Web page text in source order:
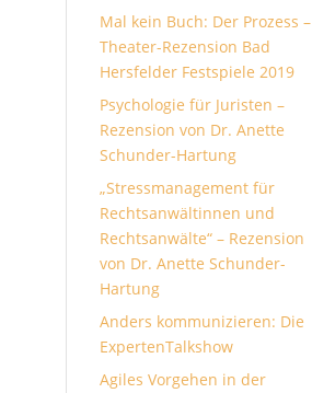
Mal kein Buch: Der Prozess –
Theater-Rezension Bad
Hersfelder Festspiele 2019
Psychologie für Juristen –
Rezension von Dr. Anette
Schunder-Hartung
„Stressmanagement für
Rechtsanwältinnen und
Rechtsanwälte“ – Rezension
von Dr. Anette Schunder-
Hartung
Anders kommunizieren: Die
ExpertenTalkshow
Agiles Vorgehen in der